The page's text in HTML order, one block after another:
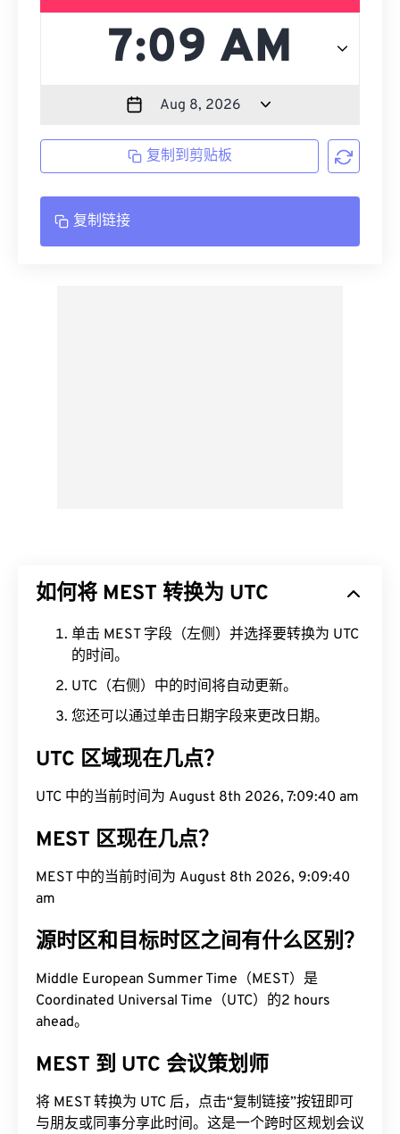
复制到剪贴板
复制链接
如何将 MEST 转换为 UTC
单击 MEST 字段（左侧）并选择要转换为 UTC
的时间。
UTC（右侧）中的时间将自动更新。
您还可以通过单击日期字段来更改日期。
UTC 区域现在几点？
UTC 中的当前时间为 August 8th 2026, 7:09:41 am
MEST 区现在几点？
MEST 中的当前时间为 August 8th 2026, 9:09:41
am
源时区和目标时区之间有什么区别？
Middle European Summer Time（MEST）是
Coordinated Universal Time（UTC）的2 hours
ahead。
MEST 到 UTC 会议策划师
将 MEST 转换为 UTC 后，点击“复制链接”按钮即可
与朋友或同事分享此时间。这是一个跨时区规划会议